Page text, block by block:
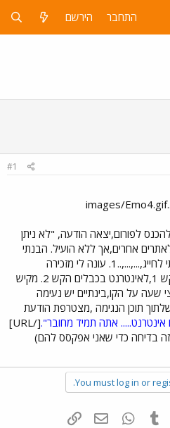
התחבר הירשם
#1
להכנס לפורום,יצאה הודעה, "לא ניתן
אחרים,אך ללא הועיל. הבנתי
שייש בעיה עם הכבלים. החלטתי לחייג,...,...,..1. עונה לי מזכירה
אלקטרונית,לטלויזיה בכבלים הקש 1,לאינטרנט בכבלים הקש 2. מקיש
חצי שעה על הקו,בינתיים יש נעימה
תוכן הנגימה ,מצטרפת הודעת
אתה תמיד מחובר".
[/URL]
בדיחה כדי שאני אפקסס להם)
You must log in or
Pinterest
Tumblr
WhatsAppדואר אלקטרוני